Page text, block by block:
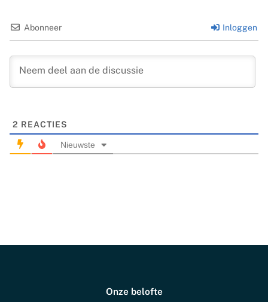
Abonneer Inloggen
2 REACTIES
Nieuwste
Onze belofte